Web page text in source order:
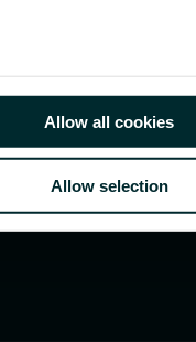
Allow all cookies
Allow selection